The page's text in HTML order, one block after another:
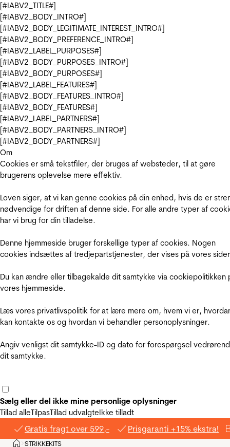
[#IABV2_TITLE#]
[#IABV2_BODY_INTRO#]
[#IABV2_BODY_LEGITIMATE_INTEREST_INTRO#]
[#IABV2_BODY_PREFERENCE_INTRO#]
[#IABV2_LABEL_PURPOSES#]
[#IABV2_BODY_PURPOSES_INTRO#]
[#IABV2_BODY_PURPOSES#]
[#IABV2_LABEL_FEATURES#]
[#IABV2_BODY_FEATURES_INTRO#]
[#IABV2_BODY_FEATURES#]
[#IABV2_LABEL_PARTNERS#]
[#IABV2_BODY_PARTNERS_INTRO#]
[#IABV2_BODY_PARTNERS#]
Om
Cookies er små tekstfiler, der bruges af websteder, til at gøre
brugerens oplevelse mere effektiv.
Loven siger, at vi kan genne cookies på din enhed, hvis de er
nødvendige for driften af denne side. For alle andre typer af
har vi brug for din tilladelse.
Denne hjemmeside bruger forskellige typer af cookies. Nogen
cookies indsættes af tredjepartstjenester, der vises på vores
Du kan ændre eller tilbagekalde dit samtykke via cookiepolitikken
vores hjemmeside.
Læs vores privatlivspolitik for at lære mere om, hvem vi er,
kan kontakte os og hvordan vi behandler personoplysninger.
Angiv venligst dit samtykke-ID og dato for forespørgsel
dit samtykke.
Sælg eller del ikke mine personlige oplysninger
Tillad alleTilpasTillad udvalgteIkke tilladt
Gratis fragt over 599,- Prisgaranti +15% ekstra!
Hjem
>STRIKKEKITS